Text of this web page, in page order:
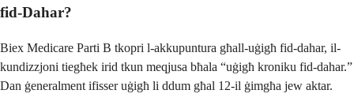
fid-Dahar?
Biex Medicare Parti B tkopri l-akkupuntura għall-uġigħ fid-dahar, il-
kundizzjoni tiegħek irid tkun meqjusa bħala “uġigħ kroniku fid-dahar.”
Dan ġeneralment ifisser uġigħ li ddum għal 12-il ġimgħa jew aktar.